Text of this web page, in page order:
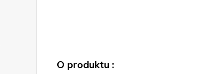
O produktu :